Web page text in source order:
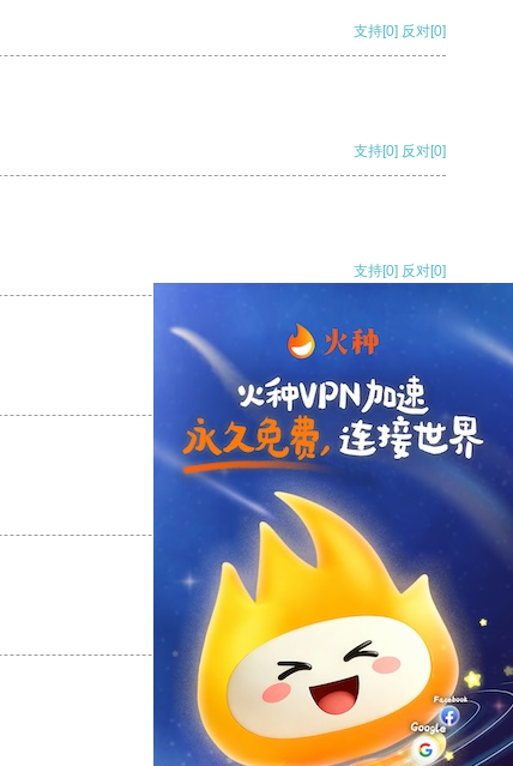
支持[0] 反对[0]
支持[0] 反对[0]
支持[0] 反对[0]
支持[0] 反对
支持
反对 [0]
支持[0] 反对[0]